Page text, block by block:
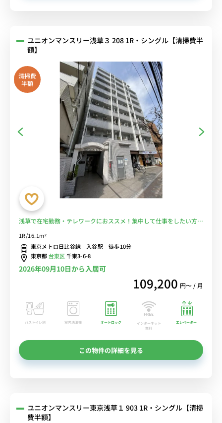
ユニオンマンスリー浅草３ 208 1R・シングル【清掃費半
額】
清掃費
半額
浅草で在宅勤務・テレワークにおススメ！集中して仕事をしたい方
中！
1R/16.1m²
東京メトロ日比谷線 入谷駅 徒歩10分
東京都台東区千束3-6-8
2026年09月10日から入居可
109,200 円〜 / 月
バストイレ別 室内洗濯機 オートロック
インターネット
無料
エレベーター
この物件の詳細を見る
ユニオンマンスリー東京浅草１ 903 1R・シングル【清掃
費半額】